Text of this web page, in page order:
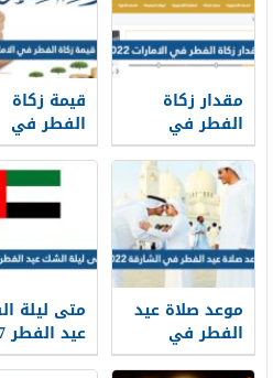
مقدار زكاة
الفطر في
الامارات 2026
قيمة زكاة
الفطر في
الامارات 2026
موعد صلاة عيد
الفطر في
الشارقة 2026
متى ليلة
في